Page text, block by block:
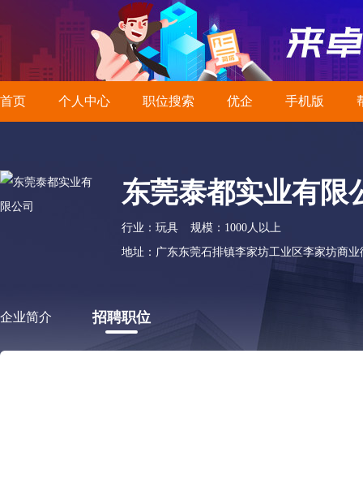
首页 个人中心 职位搜索 优企 手机版
东莞泰都实业有限
行业：玩具
规模：1000人以上
地址：广东东莞石排镇李家坊工业区李家坊商业
企业简介 招聘职位